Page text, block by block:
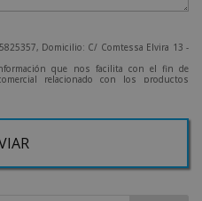
Domicilio: C/ Comtessa Elvira 13 -
que nos facilita con el fin de
relacionado con los productos
de su interés.
del interesado.
y/o email):